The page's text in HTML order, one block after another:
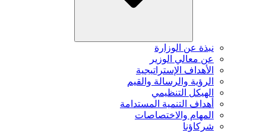
نبذة عن الوزارة
عن معالي الوزير
الأهداف الإستراتيجية
الرؤية والرسالة والقيم
الهيكل التنظيمي
أهداف التنمية المستدامة
المهام والاختصاصات
شركاؤنا